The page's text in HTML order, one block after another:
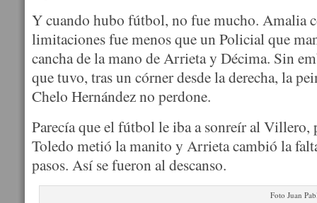
Y cuando hubo fútbol, no fue mucho. Amalia
limitaciones fue menos que un Policial que
cancha de la mano de Arrieta y Décima. Sin
que tuvo, tras un córner desde la derecha, la
Chelo Hernández no perdone.
Parecía que el fútbol le iba a sonreír al Villero,
Toledo metió la manito y Arrieta cambió la
pasos. Así se fueron al descanso.
Foto Juan